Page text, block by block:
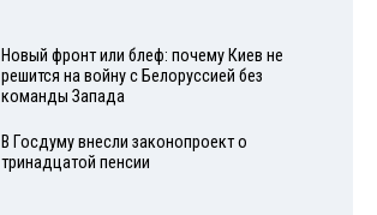
Новый фронт или блеф: почему Киев не
решится на войну с Белоруссией без
команды Запада
В Госдуму внесли законопроект о
тринадцатой пенсии